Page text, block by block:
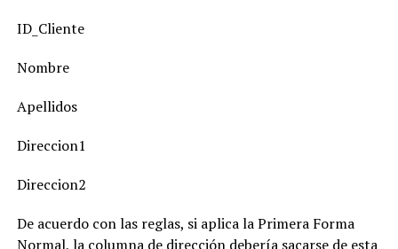
ID_Cliente
Nombre
Apellidos
Direccion1
Direccion2
De acuerdo con las reglas, si aplica la Primera Forma
Normal, la columna de dirección debería sacarse de esta